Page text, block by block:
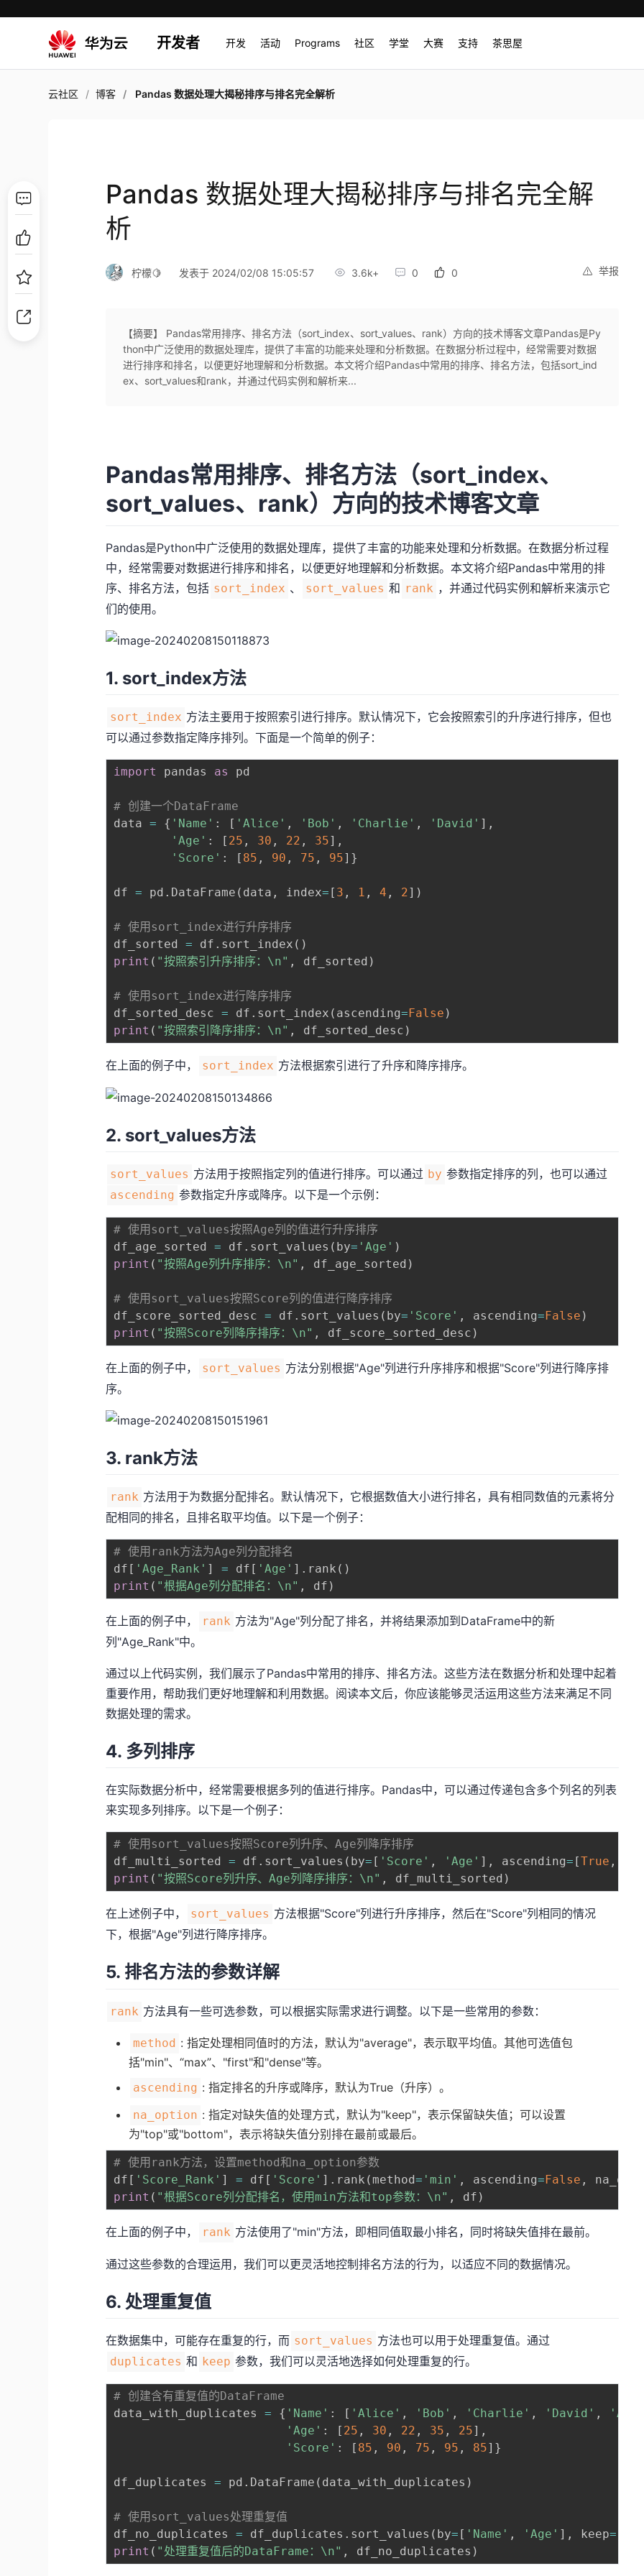
开发者 开发 活动 Programs 社区 学堂 大赛 支持 茶思屋
云社区 博客 Pandas 数据处理大揭秘排序与排名完全解析
Pandas 数据处理大揭秘排序与排名完全解
析
举报
柠檬🍋 发表于 2024/02/08 15:05:57 3.6k+ 0 0
【摘要】 Pandas常用排序、排名方法（sort_index、sort_values、rank）方向的技术博客文章Pandas是Py
thon中广泛使用的数据处理库，提供了丰富的功能来处理和分析数据。在数据分析过程中，经常需要对数据
进行排序和排名，以便更好地理解和分析数据。本文将介绍Pandas中常用的排序、排名方法，包括sort_ind
ex、sort_values和rank，并通过代码实例和解析来...
Pandas常用排序、排名方法（sort_index、
sort_values、rank）方向的技术博客文章
Pandas是Python中广泛使用的数据处理库，提供了丰富的功能来处理和分析数据。在数据分析过程
中，经常需要对数据进行排序和排名，以便更好地理解和分析数据。本文将介绍Pandas中常用的排
序、排名方法，包括 sort_index 、 sort_values 和 rank ，并通过代码实例和解析来演示它
们的使用。
1. sort_index方法
sort_index 方法主要用于按照索引进行排序。默认情况下，它会按照索引的升序进行排序，但也
可以通过参数指定降序排列。下面是一个简单的例子：
import pandas as pd
# 创建一个DataFrame
data = { 'Name' : [ 'Alice' , 'Bob' , 'Charlie' , 'David' ] ,
'Age' : [ 25 , 30 , 22 , 35] ,
'Score' : [ 85 , 90 , 75 , 95] }
df = pd . DataFrame ( data , index= [ 3 , 1 , 4 , 2] )
# 使用sort_index进行升序排序
df_sorted = df . sort_index ( )
print ( "按照索引升序排序：\n" , df_sorted )
# 使用sort_index进行降序排序
df_sorted_desc = df . sort_index ( ascending=False )
print ( "按照索引降序排序：\n" , df_sorted_desc )
在上面的例子中， sort_index 方法根据索引进行了升序和降序排序。
2. sort_values方法
sort_values 方法用于按照指定列的值进行排序。可以通过 by 参数指定排序的列，也可以通过
ascending 参数指定升序或降序。以下是一个示例：
# 使用sort_values按照Age列的值进行升序排序
df_age_sorted = df . sort_values ( by= 'Age' )
print ( "按照Age列升序排序：\n" , df_age_sorted )
# 使用sort_values按照Score列的值进行降序排序
df_score_sorted_desc = df . sort_values ( by= 'Score' , ascending=False )
print ( "按照Score列降序排序：\n" , df_score_sorted_desc )
在上面的例子中， sort_values 方法分别根据"Age"列进行升序排序和根据"Score"列进行降序排
序。
3. rank方法
rank 方法用于为数据分配排名。默认情况下，它根据数值大小进行排名，具有相同数值的元素将分
配相同的排名，且排名取平均值。以下是一个例子：
# 使用rank方法为Age列分配排名
df [ 'Age_Rank' ] = df [ 'Age' ] . rank ( )
print ( "根据Age列分配排名：\n" , df )
在上面的例子中， rank 方法为"Age"列分配了排名，并将结果添加到DataFrame中的新
列"Age_Rank"中。
通过以上代码实例，我们展示了Pandas中常用的排序、排名方法。这些方法在数据分析和处理中起着
重要作用，帮助我们更好地理解和利用数据。阅读本文后，你应该能够灵活运用这些方法来满足不同
数据处理的需求。
4. 多列排序
在实际数据分析中，经常需要根据多列的值进行排序。Pandas中，可以通过传递包含多个列名的列表
来实现多列排序。以下是一个例子：
# 使用sort_values按照Score列升序、Age列降序排序
df_multi_sorted = df . sort_values ( by= [ 'Score' , 'Age' ] , ascending= [True ,
print ( "按照Score列升序、Age列降序排序：\n" , df_multi_sorted )
在上述例子中， sort_values 方法根据"Score"列进行升序排序，然后在"Score"列相同的情况
下，根据"Age"列进行降序排序。
5. 排名方法的参数详解
rank 方法具有一些可选参数，可以根据实际需求进行调整。以下是一些常用的参数：
method : 指定处理相同值时的方法，默认为"average"，表示取平均值。其他可选值包
括"min"、“max”、"first"和"dense"等。
ascending : 指定排名的升序或降序，默认为True（升序）。
na_option : 指定对缺失值的处理方式，默认为"keep"，表示保留缺失值；可以设置
为"top"或"bottom"，表示将缺失值分别排在最前或最后。
# 使用rank方法，设置method和na_option参数
df [ 'Score_Rank' ] = df [ 'Score' ] . rank ( method= 'min' , ascending=False ,
print ( "根据Score列分配排名，使用min方法和top参数：\n" , df )
在上面的例子中， rank 方法使用了"min"方法，即相同值取最小排名，同时将缺失值排在最前。
通过这些参数的合理运用，我们可以更灵活地控制排名方法的行为，以适应不同的数据情况。
6. 处理重复值
在数据集中，可能存在重复的行，而 sort_values 方法也可以用于处理重复值。通过
duplicates 和 keep 参数，我们可以灵活地选择如何处理重复的行。
# 创建含有重复值的DataFrame
data_with_duplicates = { 'Name' : [ 'Alice' , 'Bob' , 'Charlie' , 'David' ,
'Age' : [ 25 , 30 , 22 , 35 , 25] ,
'Score' : [ 85 , 90 , 75 , 95 , 85] }
df_duplicates = pd . DataFrame ( data_with_duplicates )
# 使用sort_values处理重复值
df_no_duplicates = df_duplicates . sort_values ( by= [ 'Name' , 'Age' ] , keep=
print ( "处理重复值后的DataFrame：\n" , df_no_duplicates )